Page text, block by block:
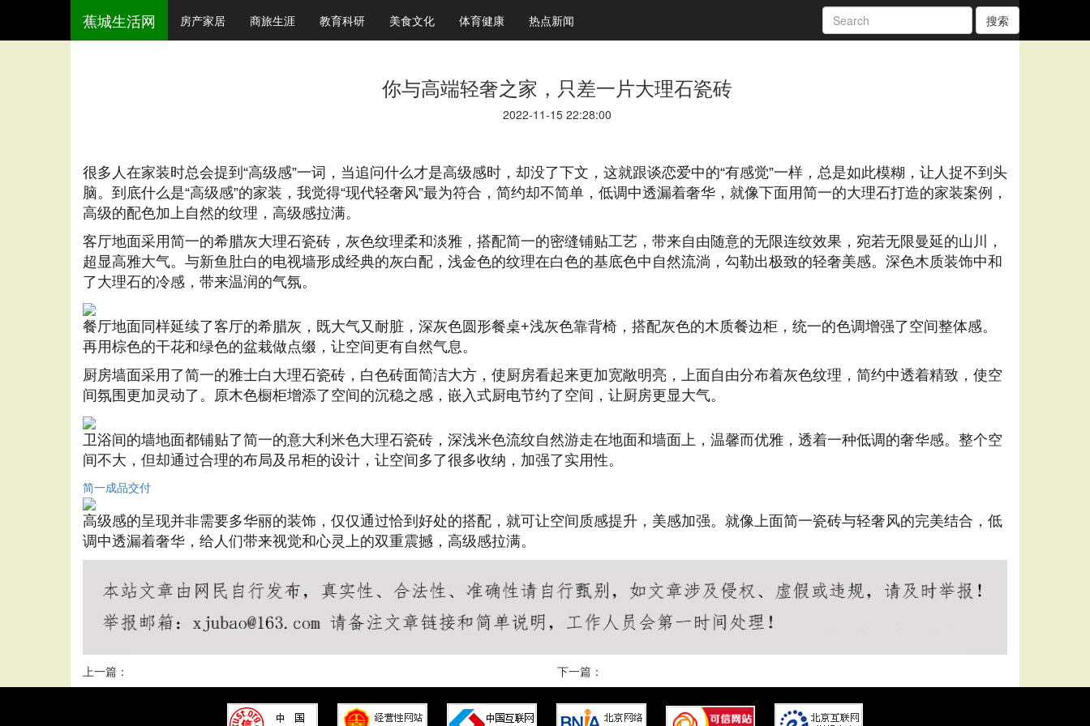
蕉城生活网 房产家居 商旅生涯 教育科研 美食文化 体育健康 热点新闻 搜索
你与高端轻奢之家，只差一片大理石瓷砖
2022-11-15 22:28:00
很多人在家装时总会提到“高级感”一词，当追问什么才是高级感时，却没了下文，这就跟谈恋爱中的“有感觉”一样，总是如此模糊，让人捉不到头
脑。到底什么是“高级感”的家装，我觉得“现代轻奢风”最为符合，简约却不简单，低调中透漏着奢华，就像下面用简一的大理石打造的家装案例，
高级的配色加上自然的纹理，高级感拉满。
客厅地面采用简一的希腊灰大理石瓷砖，灰色纹理柔和淡雅，搭配简一的密缝铺贴工艺，带来自由随意的无限连纹效果，宛若无限曼延的山川，
超显高雅大气。与新鱼肚白的电视墙形成经典的灰白配，浅金色的纹理在白色的基底色中自然流淌，勾勒出极致的轻奢美感。深色木质装饰中和
了大理石的冷感，带来温润的气氛。
餐厅地面同样延续了客厅的希腊灰，既大气又耐脏，深灰色圆形餐桌+浅灰色靠背椅，搭配灰色的木质餐边柜，统一的色调增强了空间整体感。
再用棕色的干花和绿色的盆栽做点缀，让空间更有自然气息。
厨房墙面采用了简一的雅士白大理石瓷砖，白色砖面简洁大方，使厨房看起来更加宽敞明亮，上面自由分布着灰色纹理，简约中透着精致，使空
间氛围更加灵动了。原木色橱柜增添了空间的沉稳之感，嵌入式厨电节约了空间，让厨房更显大气。
卫浴间的墙地面都铺贴了简一的意大利米色大理石瓷砖，深浅米色流纹自然游走在地面和墙面上，温馨而优雅，透着一种低调的奢华感。整个空
间不大，但却通过合理的布局及吊柜的设计，让空间多了很多收纳，加强了实用性。
简一成品交付
高级感的呈现并非需要多华丽的装饰，仅仅通过恰到好处的搭配，就可让空间质感提升，美感加强。就像上面简一瓷砖与轻奢风的完美结合，低
调中透漏着奢华，给人们带来视觉和心灵上的双重震撼，高级感拉满。
上一篇： 下一篇：